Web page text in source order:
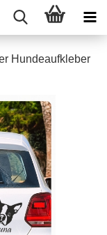
Hundeaufkleber